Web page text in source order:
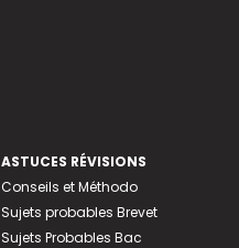
ASTUCES RÉVISIONS
Conseils et Méthodo
Sujets probables Brevet
Sujets Probables Bac